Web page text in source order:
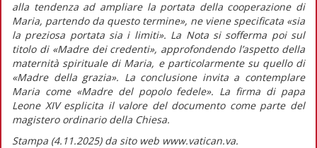
alla tendenza ad ampliare la portata della cooperazione di
Maria, partendo da questo termine», ne viene specificata «sia
la preziosa portata sia i limiti». La Nota si sofferma poi sul
titolo di «Madre dei credenti», approfondendo l’aspetto della
maternità spirituale di Maria, e particolarmente su quello di
«Madre della grazia». La conclusione invita a contemplare
Maria come «Madre del popolo fedele». La firma di papa
Leone XIV esplicita il valore del documento come parte del
magistero ordinario della Chiesa.
Stampa (4.11.2025) da sito web www.vatican.va.